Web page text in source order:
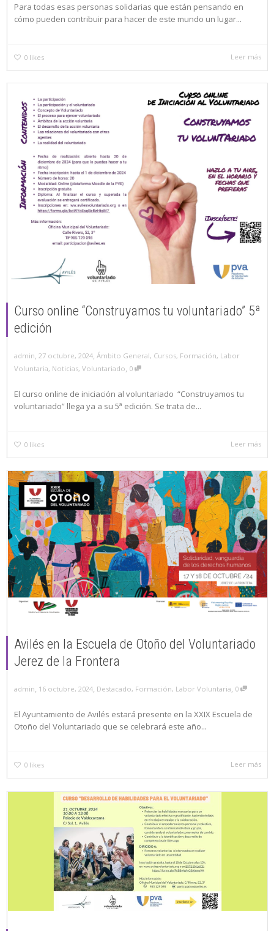
Para todas esas personas solidarias que están pensando en
cómo pueden contribuir para hacer de este mundo un lugar...
0 likes Leer más
Curso online “Construyamos tu voluntariado” 5ª
edición
admin 27 octubre, 2024 Ámbito General, Cursos, Formación, Labor
Voluntaria, Noticias, Voluntariado, 0
El curso online de iniciación al voluntariado “Construyamos tu
voluntariado” llega ya a su 5ª edición. Se trata de...
0 likes Leer más
Avilés en la Escuela de Otoño del Voluntariado
Jerez de la Frontera
admin 16 octubre, 2024 Destacado, Formación, Labor Voluntaria 0
El Ayuntamiento de Avilés estará presente en la XXIX Escuela de
Otoño del Voluntariado que se celebrará este año...
0 likes Leer más